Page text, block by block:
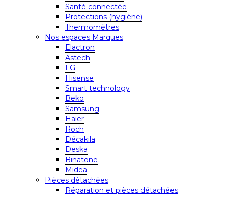
Santé connectée
Protections (hygiène)
Thermomètres
Nos espaces Marques
Elactron
Astech
LG
Hisense
Smart technology
Beko
Samsung
Haier
Roch
Décakila
Deska
Binatone
Midea
Pièces détachées
Réparation et pièces détachées